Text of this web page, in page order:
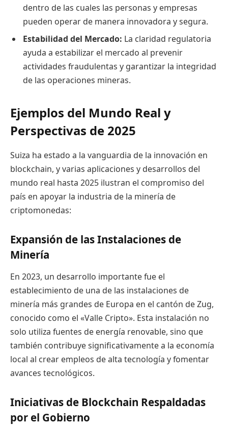
dentro de las cuales las personas y empresas
pueden operar de manera innovadora y segura.
Estabilidad del Mercado: La claridad regulatoria
ayuda a estabilizar el mercado al prevenir
actividades fraudulentas y garantizar la integridad
de las operaciones mineras.
Ejemplos del Mundo Real y
Perspectivas de 2025
Suiza ha estado a la vanguardia de la innovación en
blockchain, y varias aplicaciones y desarrollos del
mundo real hasta 2025 ilustran el compromiso del
país en apoyar la industria de la minería de
criptomonedas:
Expansión de las Instalaciones de
Minería
En 2023, un desarrollo importante fue el
establecimiento de una de las instalaciones de
minería más grandes de Europa en el cantón de Zug,
conocido como el «Valle Cripto». Esta instalación no
solo utiliza fuentes de energía renovable, sino que
también contribuye significativamente a la economía
local al crear empleos de alta tecnología y fomentar
avances tecnológicos.
Iniciativas de Blockchain Respaldadas
por el Gobierno